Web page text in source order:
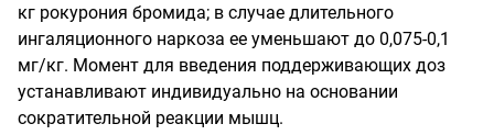
кг рокурония бромида; в случае длительного
ингаляционного наркоза ее уменьшают до 0,075-0,1
мг/кг. Момент для введения поддерживающих доз
устанавливают индивидуально на основании
сократительной реакции мышц.